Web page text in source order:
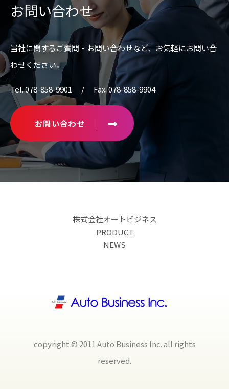
お問い合わせ
当社に関するご質問・お問い合わせなど、お気軽にお問い合
わせください。
Tel. 078-858-9901 / Fax. 078-858-9904
お問い合わせ
株式会社オートビジネス
PRODUCT
NEWS
copyright © 2011 Auto Business Inc. all rights
reserved.